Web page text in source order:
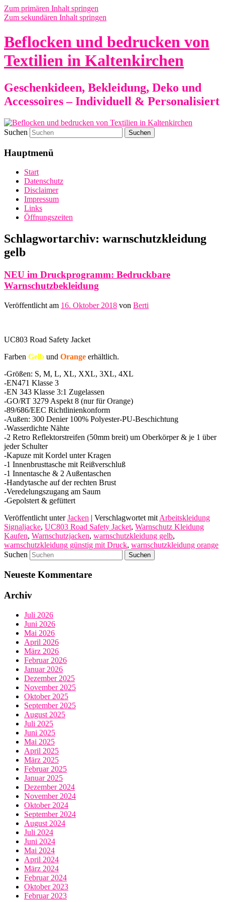
Zum primären Inhalt springen
Zum sekundären Inhalt springen
Beflocken und bedrucken von
Textilien in Kaltenkirchen
Geschenkideen, Bekleidung, Deko und
Accessoires – Individuell & Personalisiert
Suchen
Hauptmenü
Start
Datenschutz
Disclaimer
Impressum
Links
Öffnungszeiten
Schlagwortarchiv: warnschutzkleidung
gelb
NEU im Druckprogramm: Bedruckbare
Warnschutzbekleidung
Veröffentlicht am 16. Oktober 2018 von Berti
UC803 Road Safety Jacket
Farben Gelb und Orange erhältlich.
-Größen: S, M, L, XL, XXL, 3XL, 4XL
-EN471 Klasse 3
-EN 343 Klasse 3:1 Zugelassen
-GO/RT 3279 Aspekt 8 (nur für Orange)
-89/686/EEC Richtlinienkonform
-Außen: 300 Denier 100% Polyester-PU-Beschichtung
-Wasserdichte Nähte
-2 Retro Reflektorstreifen (50mm breit) um Oberkörper & je 1 über
jeder Schulter
-Kapuze mit Kordel unter Kragen
-1 Innenbrusttasche mit Reißverschluß
-1 Innentasche & 2 Außentaschen
-Handytasche auf der rechten Brust
-Veredelungszugang am Saum
-Gepolstert & gefüttert
Veröffentlicht unter Jacken | Verschlagwortet mit Arbeitskleidung
Signaljacke, UC803 Road Safety Jacket, Warnschutz Kleidung
Kaufen, Warnschutzjacken, warnschutzkleidung gelb,
warnschutzkleidung günstig mit Druck, warnschutzkleidung orange
Suchen
Neueste Kommentare
Archiv
Juli 2026
Juni 2026
Mai 2026
April 2026
März 2026
Februar 2026
Januar 2026
Dezember 2025
November 2025
Oktober 2025
September 2025
August 2025
Juli 2025
Juni 2025
Mai 2025
April 2025
März 2025
Februar 2025
Januar 2025
Dezember 2024
November 2024
Oktober 2024
September 2024
August 2024
Juli 2024
Juni 2024
Mai 2024
April 2024
März 2024
Februar 2024
Oktober 2023
Februar 2023